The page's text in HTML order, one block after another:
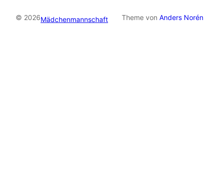
© 2026Mädchenmannschaft Theme von Anders Norén